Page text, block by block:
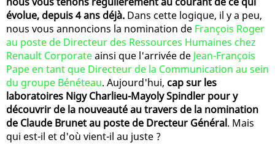
évolue, depuis 4 ans déjà. Dans cette logique, il y a peu,
nous vous annoncions la nomination de François Roger
au poste de Directeur des Ressources Humaines chez
Renault Corporateainsi que l'arrivée de Jean-François
Pape en tant que Directeur de la Communication au sein
du groupe Bénéteau. Aujourd'hui, cap sur les
laboratoires Nigy Charlieu-Mayoly Spindler pour y
découvrir de la nouveauté au travers de la nomination
de Claude Brunet au poste de Drecteur Général. Mais
qui est-il et d'où vient-il au juste ?